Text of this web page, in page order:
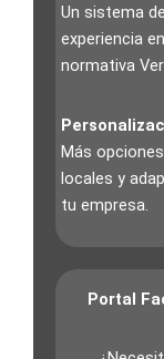
Un sistema
experiencia
normativa
Más
locales y
tu empresa.
Portal